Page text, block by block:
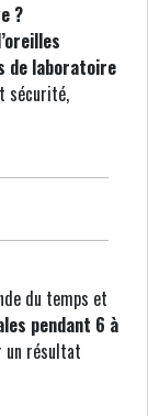
?
de laboratoire
sécurité,
du temps et
pendant 6 à
un résultat